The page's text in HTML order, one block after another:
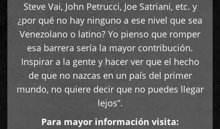
Steve Vai, John Petrucci, Joe Satriani, etc. y
¿por qué no hay ninguno a ese nivel que sea
Venezolano o latino? Yo pienso que romper
esa barrera sería la mayor contribución.
Inspirar a la gente y hacer ver que el hecho
de que no nazcas en un país del primer
mundo, no quiere decir que no puedes llegar
lejos”.
Para mayor información visita: